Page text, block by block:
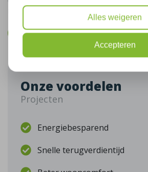
De gegevens die u hier verstrekt vallen onder ons
Bel mij terug
Onze voordelen
Projecten
Energiebesparend
Snelle terugverdientijd
Alles weigeren
Accepteren